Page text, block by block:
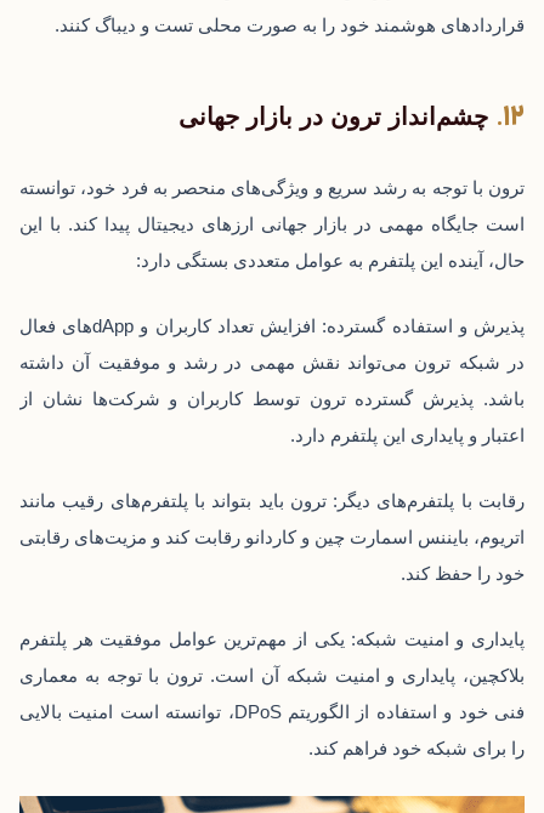
قراردادهای هوشمند خود را به صورت محلی تست و دیباگ کنند.
چشم‌انداز ترون در بازار جهانی
ترون با توجه به رشد سریع و ویژگی‌های منحصر به فرد خود، توانسته
است جایگاه مهمی در بازار جهانی ارزهای دیجیتال پیدا کند. با این
حال، آینده این پلتفرم به عوامل متعددی بستگی دارد:
پذیرش و استفاده گسترده: افزایش تعداد کاربران و dAppهای فعال
در شبکه ترون می‌تواند نقش مهمی در رشد و موفقیت آن داشته
باشد. پذیرش گسترده ترون توسط کاربران و شرکت‌ها نشان از
اعتبار و پایداری این پلتفرم دارد.
رقابت با پلتفرم‌های دیگر: ترون باید بتواند با پلتفرم‌های رقیب مانند
اتریوم، بایننس اسمارت چین و کاردانو رقابت کند و مزیت‌های رقابتی
خود را حفظ کند.
پایداری و امنیت شبکه: یکی از مهم‌ترین عوامل موفقیت هر پلتفرم
بلاکچین، پایداری و امنیت شبکه آن است. ترون با توجه به معماری
فنی خود و استفاده از الگوریتم DPoS، توانسته است امنیت بالایی
را برای شبکه خود فراهم کند.